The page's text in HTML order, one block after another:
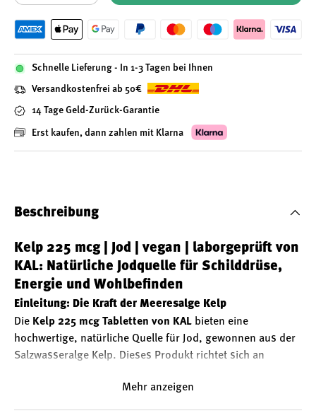
Schnelle Lieferung - In 1-3 Tagen bei Ihnen
Versandkostenfrei ab 50€
14 Tage Geld-Zurück-Garantie
Erst kaufen, dann zahlen mit Klarna
Beschreibung
Kelp 225 mcg | Jod | vegan | laborgeprüft von
KAL: Natürliche Jodquelle für Schilddrüse,
Energie und Wohlbefinden
Einleitung: Die Kraft der Meeresalge Kelp
Die Kelp 225 mcg Tabletten von KAL bieten eine
hochwertige, natürliche Quelle für Jod, gewonnen aus der
Salzwasseralge Kelp. Dieses Produkt richtet sich an
optimale Jodversorgunglegen und dabei auf
Mehr anzeigen